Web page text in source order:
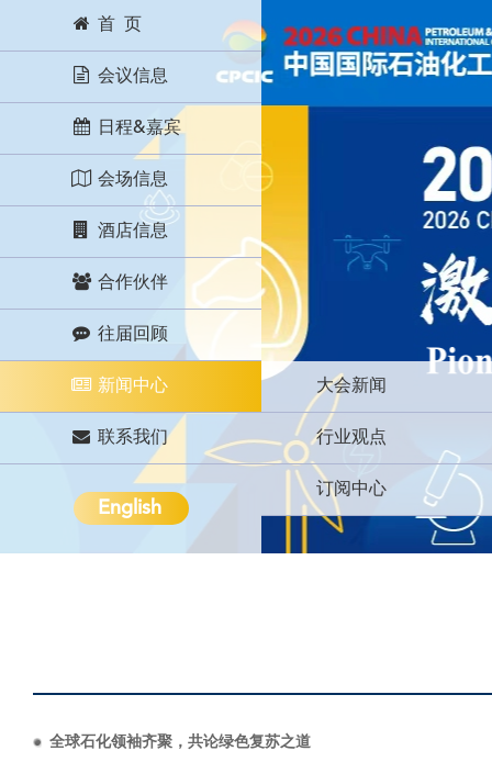
首 页
会议信息
日程&嘉宾
会场信息
酒店信息
合作伙伴
往届回顾
新闻中心 大会新闻
行业观点
订阅中心
联系我们
English
全球石化领袖齐聚，共论绿色复苏之道